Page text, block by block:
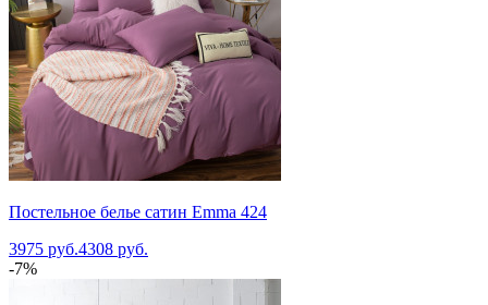
Постельное белье сатин Emma 424
3975 руб.4308 руб.
-7%